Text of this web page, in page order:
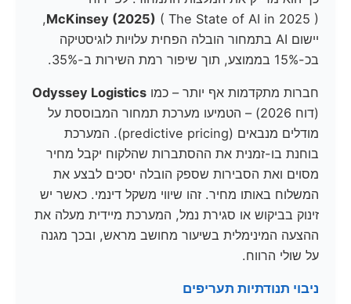
McKinsey (2025)
( The State of AI in 2025 ),
יישום AI בתמחור הובלה הפחית עלויות לוגיסטיקה
בכ-15% בממוצע, תוך שיפור רמת השירות ב-35%.
חברות מתקדמות אף יותר – כמו Odyssey Logistics
(דוח 2026) – הטמיעו מערכת תמחור המבוססת על
מודלים מנבאים (predictive pricing). המערכת
בוחנת בו-זמנית את ההסתברות שהלקוח יקבל מחיר
מסוים ואת הסבירות שספק הובלה יסכים לבצע את
המשלוח באותו מחיר. זהו שיווי משקל דינמי. כאשר יש
זינוק בביקוש או סגירת נמל, המערכת מיידית מעלה את
ההצעה המינימלית בשיעור מחושב מראש, ובכך מגנה
על שולי הרווח.
ניבוי תנודתיות תעריפים